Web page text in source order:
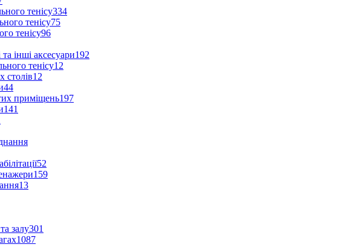
тенісу334
тенісу75
тенісу96
інші аксесуари192
тенісу12
столів12
44
приміщень197
141
52
159
13
залу301
1087